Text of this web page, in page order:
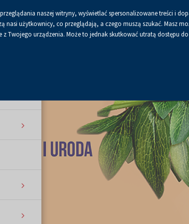
ACzcionka
domyślna
A+Czcionka
powiększona
A++ Czcionka
największa
A
Włącz
tryb
Włącz
wersję
RSS Dla
naszej witryny, wyświetlać spersonalizowane treści i
nasi użytkownicy, co przeglądają, a czego muszą szukać. Masz
Twojego urządzenia. Może to jednak skutkować utratą dostępu